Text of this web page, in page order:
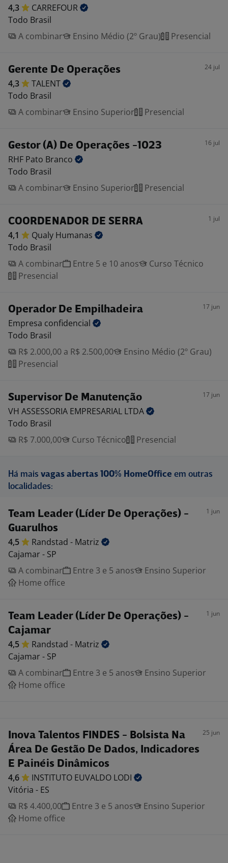
4,3
CARREFOUR
Todo Brasil
A combinar
Ensino Médio (2º Grau) Presencial
Gerente De Operações 24 jul
4,3
TALENT
Todo Brasil
A combinar
Ensino Superior Presencial
Gestor (A) De Operações -1023 16 jul
RHF Pato Branco
Todo Brasil
A combinar
Ensino Superior Presencial
COORDENADOR DE SERRA 1 jul
4,1 Qualy Humanas
Todo Brasil
A combinar
Entre 5 e 10 anos
Curso Técnico
Presencial
Operador De Empilhadeira 17 jun
Empresa confidencial
Todo Brasil
R$ 2.000,00 a R$ 2.500,00
Ensino Médio (2º Grau)
Presencial
Supervisor De Manutenção 17 jun
VH ASSESSORIA EMPRESARIAL LTDA
Todo Brasil
R$ 7.000,00
Curso Técnico Presencial
Há mais vagas abertas 100% HomeOffice em outras
localidades:
Team Leader (Líder De Operações) -
Guarulhos
1 jun
4,5 Randstad - Matriz
Cajamar - SP
A combinar
Entre 3 e 5 anos
Ensino Superior
Home office
Team Leader (Líder De Operações) -
Cajamar
1 jun
4,5 Randstad - Matriz
Cajamar - SP
A combinar
Entre 3 e 5 anos
Ensino Superior
Home office
Inova Talentos FINDES - Bolsista Na
Área De Gestão De Dados, Indicadores
E Painéis Dinâmicos
25 jun
4,6 INSTITUTO EUVALDO LODI
Vitória - ES
R$ 4.400,00
Entre 3 e 5 anos
Ensino Superior
Home office